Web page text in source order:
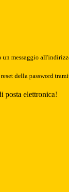
un messaggio
della password
posta elettronica!